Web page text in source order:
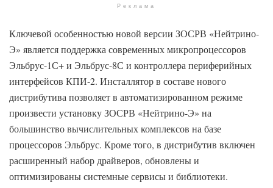
Реклама
Ключевой особенностью новой версии ЗОСРВ «Нейтрино-
Э» является поддержка современных микропроцессоров
Эльбрус-1С+ и Эльбрус-8С и контроллера периферийных
интерфейсов КПИ-2. Инсталлятор в составе нового
дистрибутива позволяет в автоматизированном режиме
произвести установку ЗОСРВ «Нейтрино-Э» на
большинство вычислительных комплексов на базе
процессоров Эльбрус. Кроме того, в дистрибутив включен
расширенный набор драйверов, обновлены и
оптимизированы системные сервисы и библиотеки.